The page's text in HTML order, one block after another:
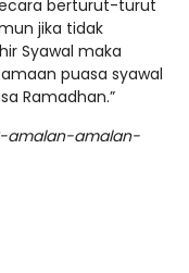
berturut-turut
jika tidak
Syawal maka
puasa syawal
Ramadhan.”
amalan-amalan-